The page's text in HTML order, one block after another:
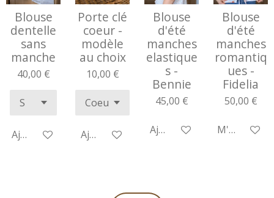
Blouse
dentelle
sans
manche
40,00 €
Ajouter au panier
Porte clé
coeur -
modèle
au choix
10,00 €
Ajouter au panier
Blouse
d'été
manches
elastique
s -
Bennie
45,00 €
Ajouter au panier
Blouse
d'été
manches
romantiq
ues -
Fidelia
50,00 €
M'avertir si